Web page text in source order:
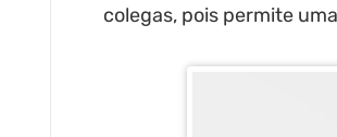
colegas, pois permite